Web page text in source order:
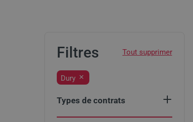
Filtres
Dury
Types de contrats
Select
an
CDD(1)